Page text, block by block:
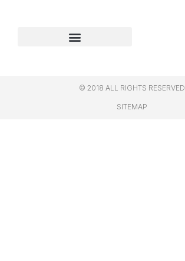
© 2018 ALL RIGHTS RESERVED​
SITEMAP